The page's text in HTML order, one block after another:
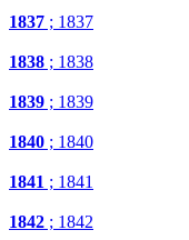
1837 ; 1837
1838 ; 1838
1839 ; 1839
1840 ; 1840
1841 ; 1841
1842 ; 1842